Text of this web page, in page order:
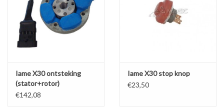
Iame X30 ontsteking
(stator+rotor)
€142,08
Iame X30 stop knop
€23,50